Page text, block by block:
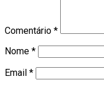
Comentário *
Nome *
Email *